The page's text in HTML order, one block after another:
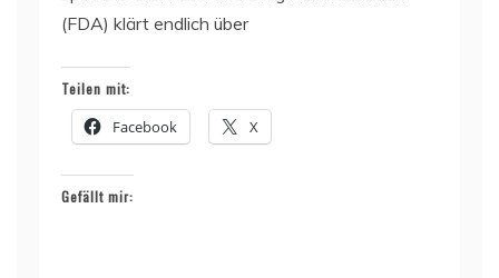
(FDA) klärt endlich über
Teilen mit:
Facebook X
Gefällt mir: